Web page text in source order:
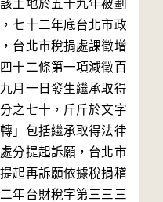
土地於五十九年被劃
七十二年底台北市政
台北市稅捐處課徵增
十二條第一項減徵百
月一日發生繼承取得
之七十，斤斤於文字
」包括繼承取得法律
分提起訴願，台北市
起再訴願依據稅捐稽
年台財稅字第三三三